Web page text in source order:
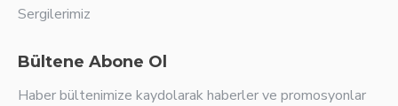
Sergilerimiz
Bültene Abone Ol
Haber bültenimize kaydolarak haberler ve promosyonlar